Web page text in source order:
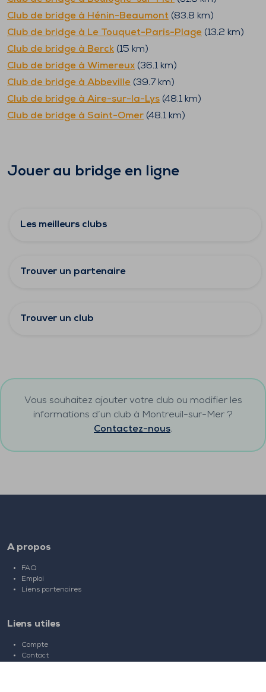
Club de bridge à Hénin-Beaumont (83.8 km)
Club de bridge à Le Touquet-Paris-Plage (13.2 km)
Club de bridge à Berck (15 km)
Club de bridge à Wimereux (36.1 km)
Club de bridge à Abbeville (39.7 km)
Club de bridge à Aire-sur-la-Lys (48.1 km)
Club de bridge à Saint-Omer (48.1 km)
Jouer au bridge en ligne
Les meilleurs clubs
Trouver un partenaire
Trouver un club
Vous souhaitez ajouter votre club ou modifier les
informations d’un club à Montreuil-sur-Mer ?
Contactez-nous.
A propos
FAQ
Emploi
Liens partenaires
Liens utiles
Compte
Contact